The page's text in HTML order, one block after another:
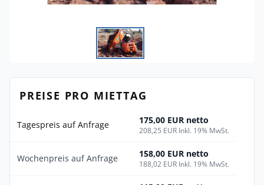
PREISE PRO MIETTAG
Tagespreis auf Anfrage 175,00 EUR netto
208,25 EUR Inkl. 19% MwSt.
Wochenpreis auf Anfrage 158,00 EUR netto
188,02 EUR Inkl. 19% MwSt.